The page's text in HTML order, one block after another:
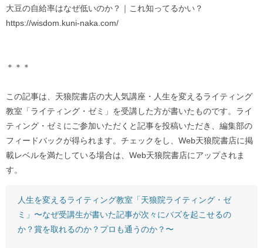
大豆の自給率はなぜ低いのか？｜これ知ってるかい？
https://wisdom.kuni-naka.com/
＊＊＊
この記事は、天狼院書店の大人気講座・人生を変えるライティング
教室「ライティング・ゼミ」を受講した方が書いたものです。ライ
ティング・ゼミにご参加いただくと記事を投稿いただき、編集部の
フィードバックが得られます。チェックをし、Web天狼院書店に掲
載レベルを満たしている場合は、Web天狼院書店にアップされま
す。
人生を変えるライティング教室「天狼院ライティング・ゼ
ミ」〜なぜ受講生が書いた記事が次々にバズを起こせるの
か？賞を取れるのか？プロも通うのか？〜